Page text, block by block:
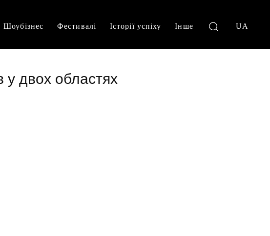
Шоубізнес Фестивалі Історії успіху Інше UA
у двох областях